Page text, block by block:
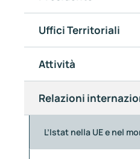
Uffici Territoriali
Attività
Relazioni
L’Istat nella UE e nel